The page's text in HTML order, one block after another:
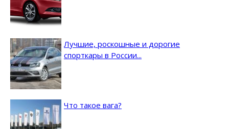
Лучшие, роскошные и дорогие
спорткары в России...
Что такое вага?